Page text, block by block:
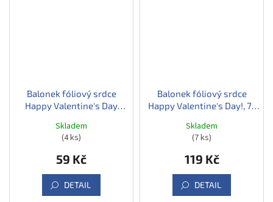
Balonek fóliový srdce
Happy Valentine's Day
Skladem
(4 ks)
59 Kč
DETAIL
Balonek fóliový srdce
Happy Valentine's Day!, 71
Skladem
(7 ks)
119 Kč
DETAIL